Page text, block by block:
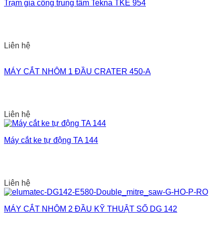
Trạm gia công trung tâm Tekna TKE 954
Liên hệ
MÁY CẮT NHÔM 1 ĐẦU CRATER 450-A
Liên hệ
Máy cắt ke tự động TA 144
Liên hệ
MÁY CẮT NHÔM 2 ĐẦU KỸ THUẬT SỐ DG 142